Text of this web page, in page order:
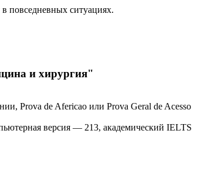
в повседневных ситуациях.
и хирургия"
Prova de Afericao или Prova Geral de Acesso
версия — 213, академический IELTS